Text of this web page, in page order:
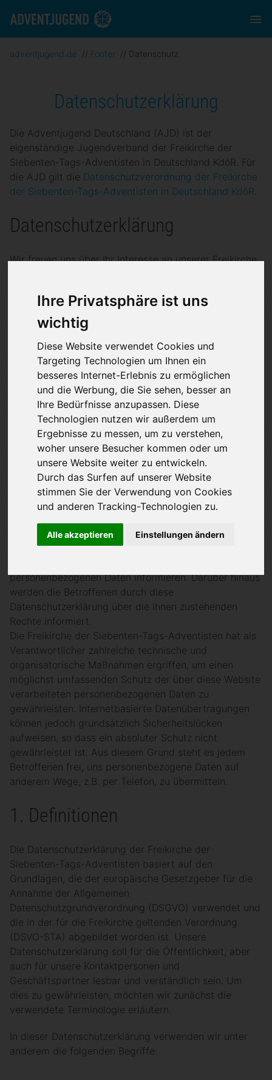
Ihre Privatsphäre ist uns
wichtig
Diese Website verwendet Cookies und
Targeting Technologien um Ihnen ein
besseres Internet-Erlebnis zu ermöglichen
und die Werbung, die Sie sehen, besser an
Ihre Bedürfnisse anzupassen. Diese
Technologien nutzen wir außerdem um
Ergebnisse zu messen, um zu verstehen,
woher unsere Besucher kommen oder um
unsere Website weiter zu entwickeln.
Durch das Surfen auf unserer Website
stimmen Sie der Verwendung von Cookies
und anderen Tracking-Technologien zu.
Alle akzeptieren Einstellungen ändern
adventjugend.de // Footer // Datenschutz
Datenschutzerklärung
Die Adventjugend Deutschland (AJD) ist der
eigenständige Jugendverband der Freikirche der
Siebenten-Tags-Adventisten in Deutschland KdöR. Für
die AJD gilt die Datenschutzverordnung der Freikirche
der Siebenten-Tags-Adventisten in Deutschland KdöR.
Datenschutzerklärung
Wir freuen uns über Ihr Interesse an unserer Freikirche.
Stellenwert. Die Nutzung der Internetseiten der
Freikirche der Siebenten-Tags-Adventisten ist ohne
Angabe personenbezogener Daten möglich; wenn ein
Betroffener jedoch spezielle Dienste über unsere
Website nutzen möchte, kann eine Verarbeitung
personenbezogener Daten erforderlich werden. Soweit
die Verarbeitung personenbezogener Daten
erforderlich ist und keine gesetzliche Grundlage für
eine solche Verarbeitung besteht, holen die
Einwilligung des Betroffenen ein.
Die Verarbeitung personenbezogener Daten wie Name,
Anschrift, E-Mail-Adresse oder Telefonnummer einer
betroffenen Person erfolgt stets im Einklang mit der
Datenschutzverordnung der Freikirche der Siebenten-
Datenschutzerklärung möchte unsere Freikirche die
Öffentlichkeit über Art, Umfang und Zweck der von
personenbezogenen Daten informieren. Darüber hinaus
werden die Betroffenen durch diese
Datenschutzerklärung über die ihnen zustehenden
Rechte informiert.
Die Freikirche der Siebenten-Tags-Adventisten hat als
Verantwortlicher zahlreiche technische und
organisatorische Maßnahmen ergriffen, um einen
möglichst umfassenden Schutz der über diese Website
verarbeiteten personenbezogenen Daten zu
gewährleisten. Internetbasierte Datenübertragungen
können jedoch grundsätzlich Sicherheitslücken
aufweisen, so dass ein absoluter Schutz nicht
gewährleistet ist. Aus diesem Grund steht es jedem
Betroffenen frei, uns personenbezogene Daten auf
anderem Wege, z.B. per Telefon, zu übermitteln.
1. Definitionen
Die Datenschutzerklärung der Freikirche der
Siebenten-Tags-Adventisten basiert auf den
Grundlagen, die der europäische Gesetzgeber für die
Annahme der Allgemeinen
Datenschutzgrundverordnung (DSGVO) verwendet und
die in der für die Freikirche geltenden Verordnung
(DSVO-STA) abgebildet worden ist. Unsere
Datenschutzerklärung soll für die Öffentlichkeit, aber
auch für unsere Kontaktpersonen und
Geschäftspartner lesbar und verständlich sein. Um
dies zu gewährleisten, möchten wir zunächst die
verwendete Terminologie erläutern.
In dieser Datenschutzerklärung verwenden wir unter
anderem die folgenden Begriffe: